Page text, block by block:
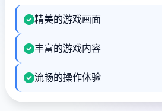
精美的游戏画面
丰富的游戏内容
流畅的操作体验